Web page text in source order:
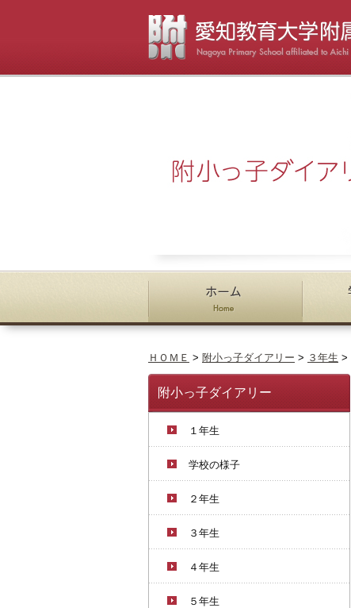
ＨＯＭＥ > 附小っ子ダイアリー > ３年生 >
附小っ子ダイアリー
１年生
学校の様子
２年生
３年生
４年生
５年生